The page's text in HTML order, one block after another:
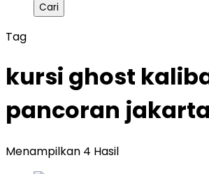
Tag
kursi ghost
pancoran
Menampilkan 4 Hasil